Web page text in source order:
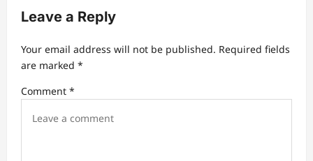
a
v
i
g
Leave a Reply
Your email address will not be published. Required fields
are marked *
Comment *